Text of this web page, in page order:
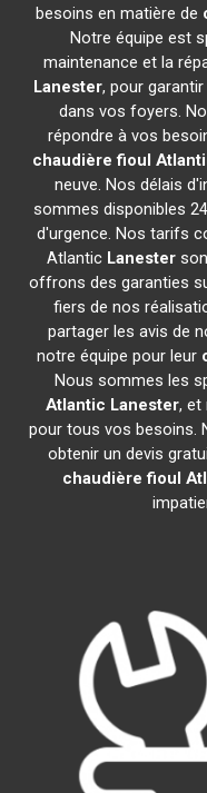
besoins en matière de
Notre équipe est
maintenance et la
Lanester, pour
dans vos foyers.
répondre à vos
chaudière fioul
neuve. Nos délais
sommes disponibles
d'urgence. Nos tarifs
Atlantic Lanester
offrons des garanties
fiers de nos
partager les avis de
notre équipe pour leur
Nous sommes les
Atlantic Lanester, et
pour tous vos besoins.
obtenir un devis
chaudière fioul